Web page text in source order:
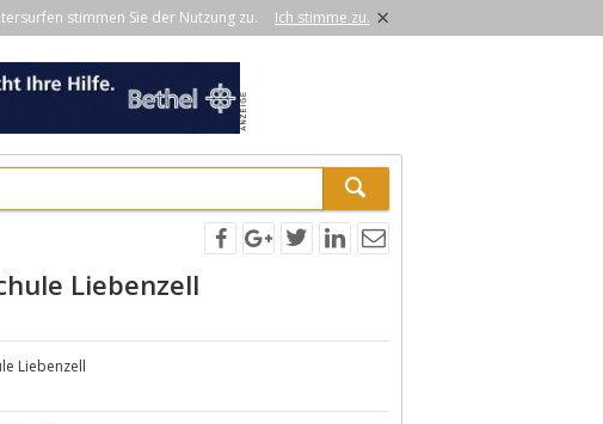
stimmen Sie der Nutzung zu. Ich stimme zu. ×
Liebenzell
Liebenzell